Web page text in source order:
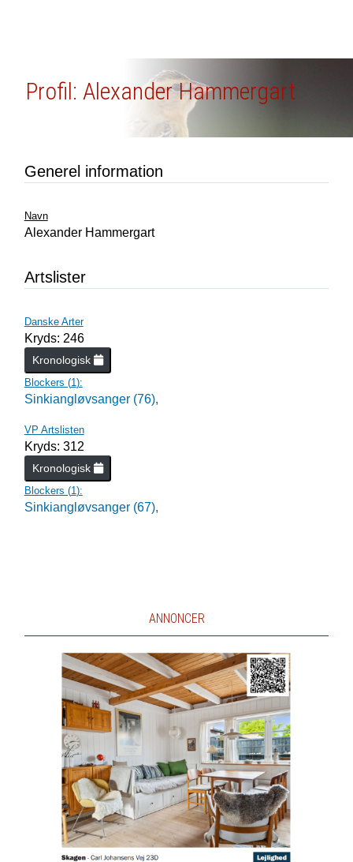
Profil: Alexander Hammergart
Generel information
Navn
Alexander Hammergart
Artslister
Danske Arter
Kryds: 246
Kronologisk
Blockers (1):
Sinkiangløvsanger (76),
VP Artslisten
Kryds: 312
Kronologisk
Blockers (1):
Sinkiangløvsanger (67),
ANNONCER